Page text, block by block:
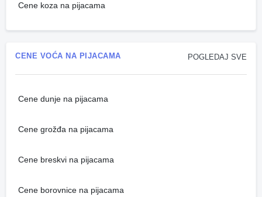
Cene koza na pijacama
POGLEDAJ SVE
CENE VOĆA NA PIJACAMA
Cene dunje na pijacama
Cene grožđa na pijacama
Cene breskvi na pijacama
Cene borovnice na pijacama